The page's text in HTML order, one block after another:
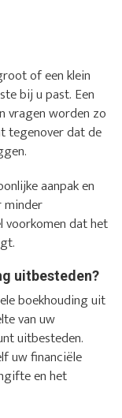
of een klein
bij u past. Een
vragen worden zo
tegenover dat de
aanpak en
minder
voorkomen dat het
uitbesteden?
boekhouding uit
van uw
uitbesteden.
uw financiële
en het